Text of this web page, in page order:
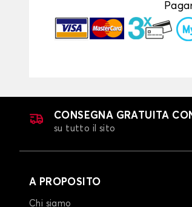
CONSEGNA GRATUITA
su tutto il sito
A PROPOSITO
Chi siamo